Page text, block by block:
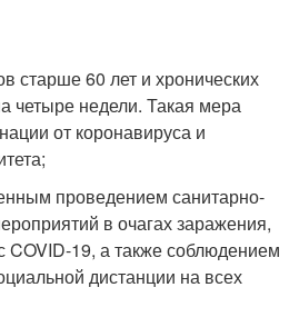
старше 60 лет и хронических
четыре недели. Такая мера
от коронавируса и
проведением санитарно-
в очагах заражения,
COVID-19, а также соблюдением
дистанции на всех